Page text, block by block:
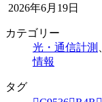
2026年6月19日
カテゴリー
光・通信計測
情報
タグ